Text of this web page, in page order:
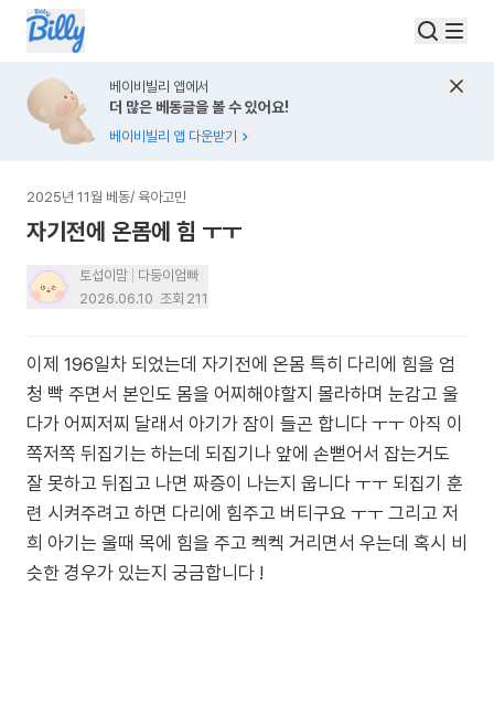
베이비빌리 앱에서
더 많은 베동글을 볼 수 있어요!
베이비빌리 앱 다운받기
2025년 11월 베동/ 육아고민
자기전에 온몸에 힘 ㅜㅜ
토섭이맘
다둥이엄빠
2026.06.10 조회 211
이제 196일차 되었는데 자기전에 온몸 특히 다리에 힘을 엄
청 빡 주면서 본인도 몸을 어찌해야할지 몰라하며 눈감고 울
다가 어찌저찌 달래서 아기가 잠이 들곤 합니다 ㅜㅜ 아직 이
쪽저쪽 뒤집기는 하는데 되집기나 앞에 손뻗어서 잡는거도
잘 못하고 뒤집고 나면 짜증이 나는지 웁니다 ㅜㅜ 되집기 훈
련 시켜주려고 하면 다리에 힘주고 버티구요 ㅜㅜ 그리고 저
희 아기는 울때 목에 힘을 주고 켁켁 거리면서 우는데 혹시 비